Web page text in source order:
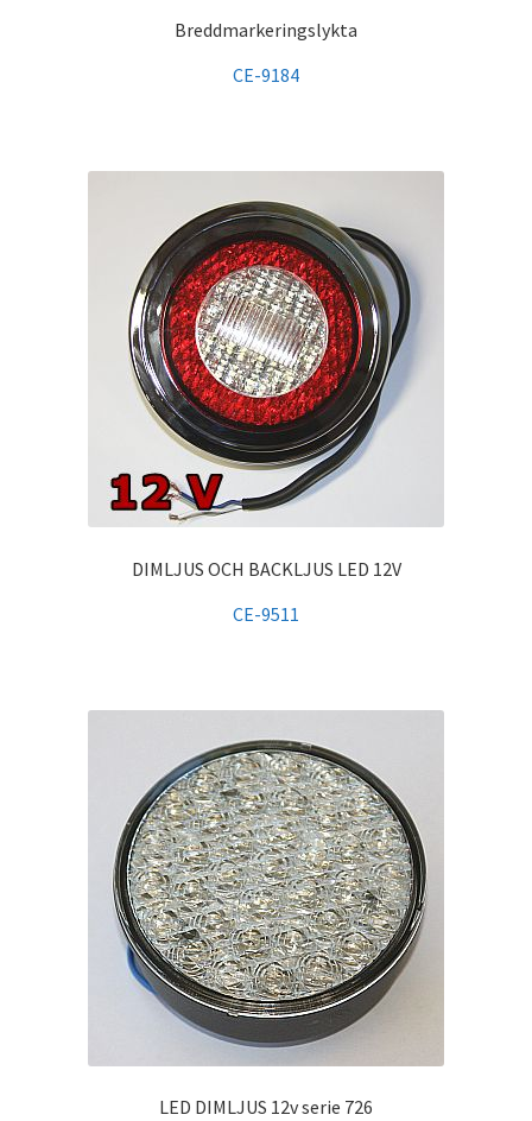
Breddmarkeringslykta
CE-9184
DIMLJUS OCH BACKLJUS LED 12V
CE-9511
LED DIMLJUS 12v serie 726